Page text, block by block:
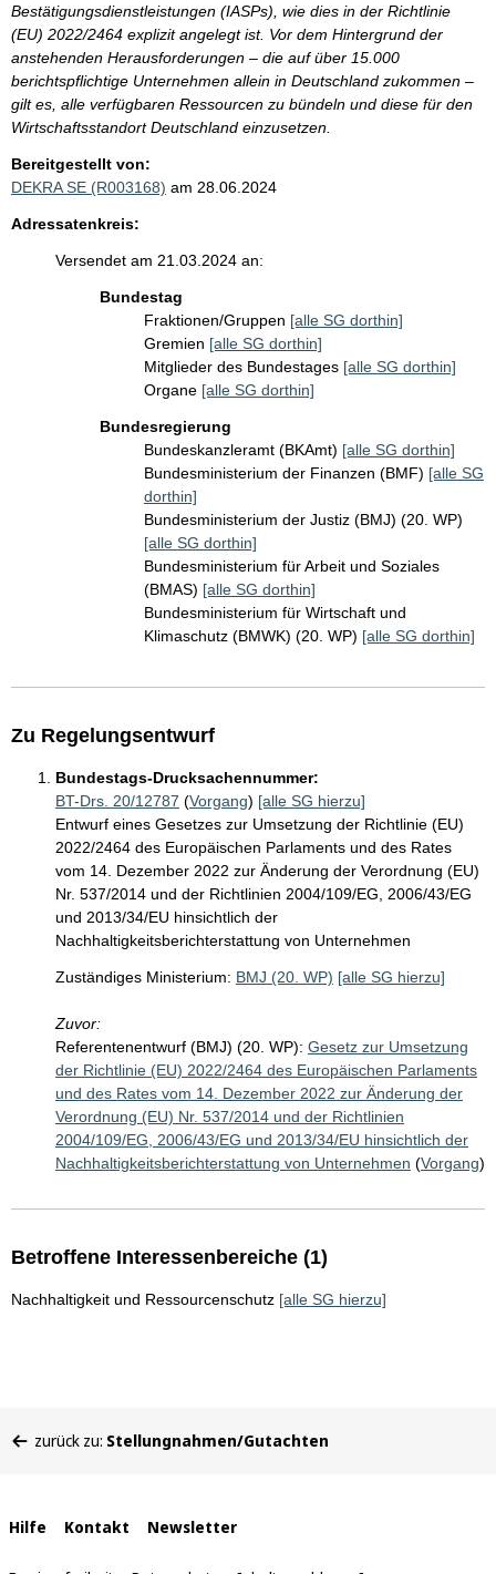
Bestätigungsdienstleistungen (IASPs), wie dies in der Richtlinie
(EU) 2022/2464 explizit angelegt ist. Vor dem Hintergrund der
anstehenden Herausforderungen – die auf über 15.000
berichtspflichtige Unternehmen allein in Deutschland zukommen –
gilt es, alle verfügbaren Ressourcen zu bündeln und diese für den
Wirtschaftsstandort Deutschland einzusetzen.
Bereitgestellt von:
DEKRA SE (R003168) am 28.06.2024
Adressatenkreis:
Versendet am 21.03.2024 an:
Bundestag
Fraktionen/Gruppen [alle SG dorthin]
Gremien [alle SG dorthin]
Mitglieder des Bundestages [alle SG dorthin]
Organe [alle SG dorthin]
Bundesregierung
Bundeskanzleramt (BKAmt) [alle SG dorthin]
Bundesministerium der Finanzen (BMF) [alle SG
dorthin]
Bundesministerium der Justiz (BMJ) (20. WP)
[alle SG dorthin]
Bundesministerium für Arbeit und Soziales
(BMAS) [alle SG dorthin]
Bundesministerium für Wirtschaft und
Klimaschutz (BMWK) (20. WP) [alle SG dorthin]
Zu Regelungsentwurf
Bundestags-Drucksachennummer:
BT-Drs. 20/12787 (Vorgang) [alle SG hierzu]
Entwurf eines Gesetzes zur Umsetzung der Richtlinie (EU)
2022/2464 des Europäischen Parlaments und des Rates
vom 14. Dezember 2022 zur Änderung der Verordnung (EU)
Nr. 537/2014 und der Richtlinien 2004/109/EG, 2006/43/EG
und 2013/34/EU hinsichtlich der
Nachhaltigkeitsberichterstattung von Unternehmen
Zuständiges Ministerium: BMJ (20. WP) [alle SG hierzu]
Zuvor:
Referentenentwurf (BMJ) (20. WP): Gesetz zur Umsetzung
der Richtlinie (EU) 2022/2464 des Europäischen Parlaments
und des Rates vom 14. Dezember 2022 zur Änderung der
Verordnung (EU) Nr. 537/2014 und der Richtlinien
2004/109/EG, 2006/43/EG und 2013/34/EU hinsichtlich der
Nachhaltigkeitsberichterstattung von Unternehmen (Vorgang)
Betroffene Interessenbereiche (1)
Nachhaltigkeit und Ressourcenschutz [alle SG hierzu]
befinden
zurück zu: Stellungnahmen/Gutachten
Interne
Links
Hilfe Kontakt Newsletter